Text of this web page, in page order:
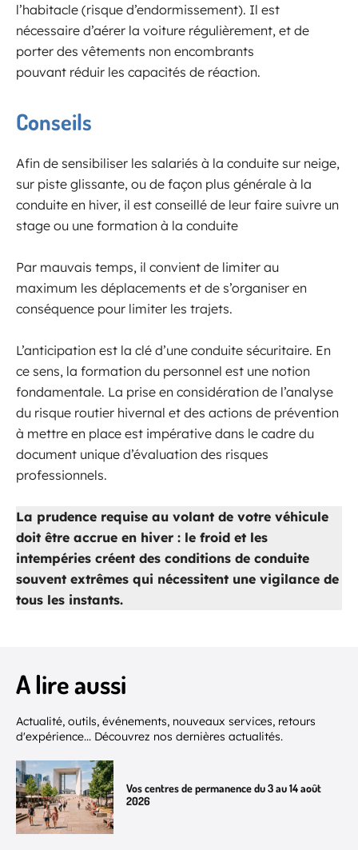
l’habitacle (risque d’endormissement). Il est
nécessaire d’aérer la voiture régulièrement, et de
porter des vêtements non encombrants
pouvant réduir les capacités de réaction.
Conseils
Afin de sensibiliser les salariés à la conduite sur neige,
sur piste glissante, ou de façon plus générale à la
conduite en hiver, il est conseillé de leur faire suivre un
stage ou une formation à la conduite
Par mauvais temps, il convient de limiter au
maximum les déplacements et de s’organiser en
conséquence pour limiter les trajets.
L’anticipation est la clé d’une conduite sécuritaire. En
ce sens, la formation du personnel est une notion
fondamentale. La prise en considération de l’analyse
du risque routier hivernal et des actions de prévention
à mettre en place est impérative dans le cadre du
document unique d’évaluation des risques
professionnels.
La prudence requise au volant de votre véhicule
doit être accrue en hiver : le froid et les
intempéries créent des conditions de conduite
souvent extrêmes qui nécessitent une vigilance de
tous les instants.
A lire aussi
Actualité, outils, événements, nouveaux services, retours
d'expérience... Découvrez nos dernières actualités.
Vos centres de permanence du 3 au 14 août
2026